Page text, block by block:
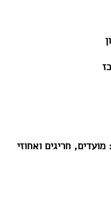
חריגים ואחוזי